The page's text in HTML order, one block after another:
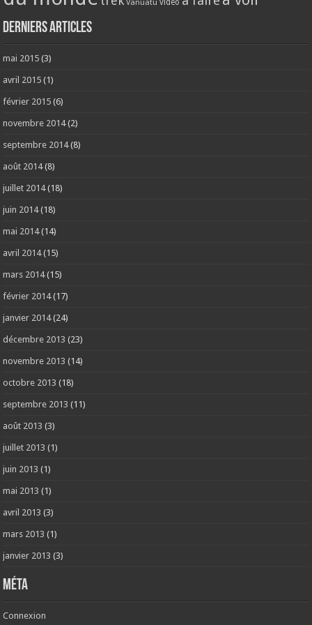
Vanuatu video
Derniers articles
mai 2015 (3)
avril 2015 (1)
février 2015 (6)
novembre 2014(2)
septembre 2014(8)
août 2014(8)
juillet 2014(18)
juin 2014(18)
mai 2014(14)
avril 2014(15)
mars 2014(15)
février 2014(17)
janvier 2014(24)
décembre 2013 (23)
novembre 2013 (14)
octobre 2013 (18)
septembre 2013 (11)
août 2013 (3)
juillet 2013 (1)
juin 2013 (1)
mai 2013 (1)
avril 2013 (3)
mars 2013 (1)
janvier 2013 (3)
Méta
Connexion